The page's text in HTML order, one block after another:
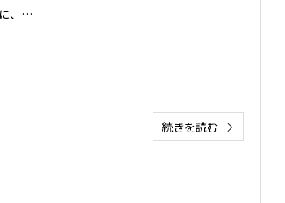
、…
続きを読む